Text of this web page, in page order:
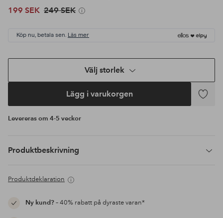
199 SEK 249 SEK
Köp nu, betala sen. Läs mer
Välj storlek
Lägg i varukorgen
Lägg
Levereras om 4-5 veckor
Produktbeskrivning
Produktdeklaration
Ny kund?– 40% rabatt på dyraste varan*